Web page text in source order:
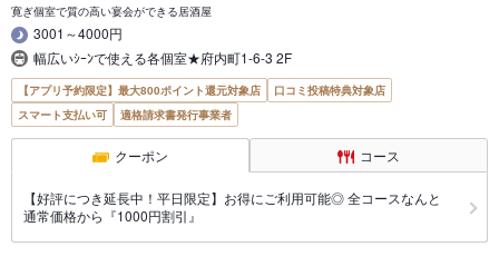
寛ぎ個室で質の高い宴会ができる居酒屋
3001～4000円
幅広いｼｰﾝで使える各個室★府内町1-6-3 2F
【アプリ予約限定】最大800ポイント還元対象店
口コミ投稿特典対象店
スマート支払い可
適格請求書発行事業者
クーポン コース
【好評につき延長中！平日限定】お得にご利用可能◎ 全コースなんと
通常価格から『1000円割引』